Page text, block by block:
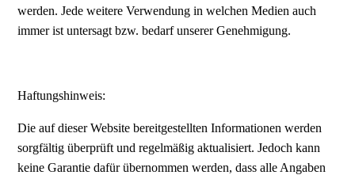
werden. Jede weitere Verwendung in welchen Medien auch
immer ist untersagt bzw. bedarf unserer Genehmigung.
Haftungshinweis:
Die auf dieser Website bereitgestellten Informationen werden
sorgfältig überprüft und regelmäßig aktualisiert. Jedoch kann
keine Garantie dafür übernommen werden, dass alle Angaben